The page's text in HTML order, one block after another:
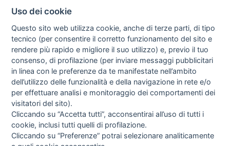
I libri Vedi tutti
Uso dei cookie
Questo sito web utilizza cookie, anche di terze parti, di tipo
tecnico (per consentire il corretto funzionamento del sito e
rendere più rapido e migliore il suo utilizzo) e, previo il tuo
consenso, di profilazione (per inviare messaggi pubblicitari
in linea con le preferenze da te manifestate nell’ambito
dell’utilizzo delle funzionalità e della navigazione in rete e/o
per effettuare analisi e monitoraggio dei comportamenti dei
visitatori del sito).
Cliccando su “Accetta tutti”, acconsentirai all’uso di tutti i
cookie, inclusi tutti quelli di profilazione.
Cliccando su “Preferenze” potrai selezionare analiticamente